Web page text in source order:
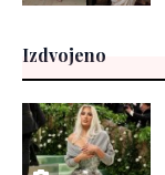
Izdvojeno